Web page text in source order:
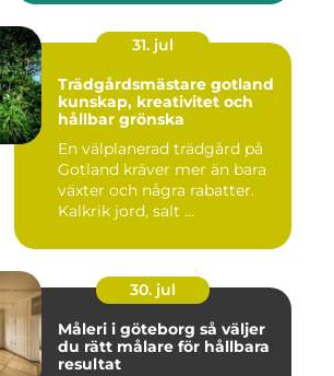
31. jul
Trädgårdsmästare gotland
kunskap, kreativitet och
hållbar grönska
En välplanerad trädgård på
Gotland kräver mer än bara
växter och några rabatter.
Kalkrik jord, salt ...
30. jul
Måleri i göteborg så väljer
du rätt målare för hållbara
resultat